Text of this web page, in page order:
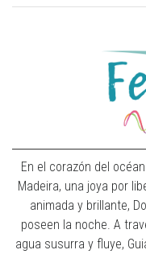
En el corazón del
Madeira, una joya por
animada y brillante,
poseen la noche. A
agua susurra y fluye,